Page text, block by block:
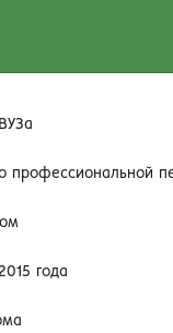
профессиональной
года